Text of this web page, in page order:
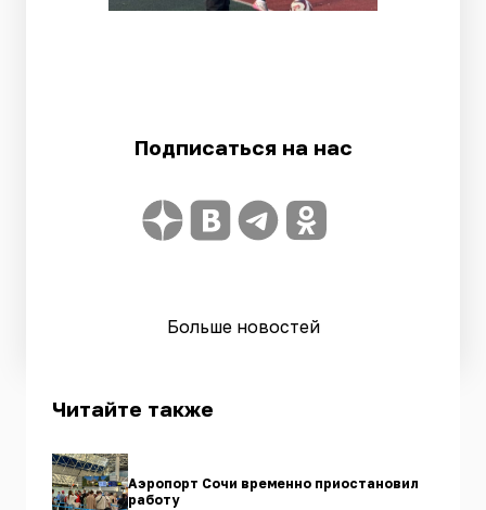
Подписаться на нас
Больше новостей
Читайте также
Аэропорт Сочи временно приостановил
работу